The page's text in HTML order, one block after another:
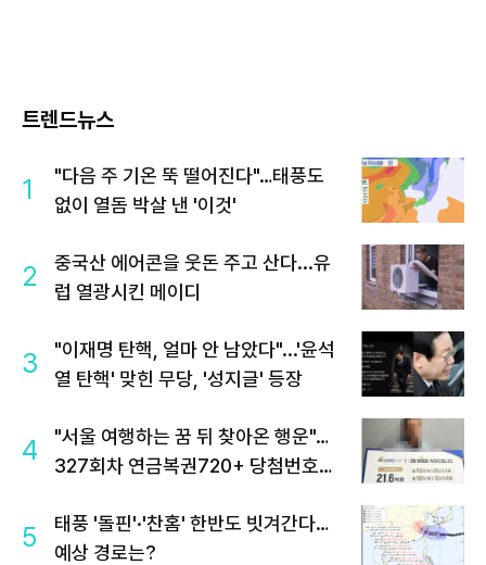
트렌드뉴스
1
"다음 주 기온 뚝 떨어진다"…태풍도
없이 열돔 박살 낸 '이것'
2
중국산 에어콘을 웃돈 주고 산다...유
럽 열광시킨 메이디
3
"이재명 탄핵, 얼마 안 남았다"...'윤석
열 탄핵' 맞힌 무당, '성지글' 등장
4
"서울 여행하는 꿈 뒤 찾아온 행운"…
327회차 연금복권720+ 당첨번호조
5
태풍 '돌핀'·'찬홈' 한반도 빗겨간다…
예상 경로는?